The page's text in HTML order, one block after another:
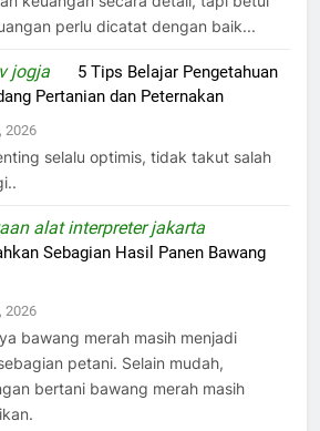
perlu dicatat dengan baik...
jogja
5 Tips Belajar Pengetahuan
Pertanian dan Peternakan
2026
selalu optimis, tidak takut salah
alat interpreter jakarta
Sebagian Hasil Panen Bawang
2026
bawang merah masih menjadi
petani. Selain mudah,
bertani bawang merah masih